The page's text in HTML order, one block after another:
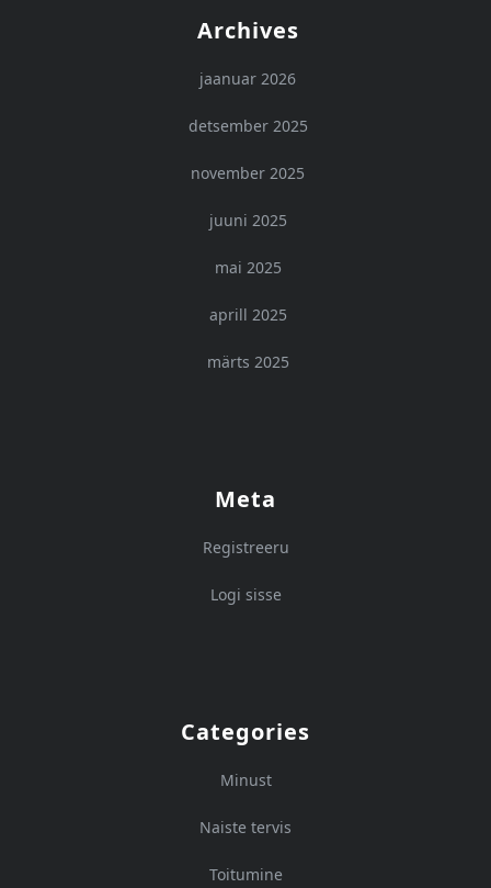
Archives
jaanuar 2026
detsember 2025
november 2025
juuni 2025
mai 2025
aprill 2025
märts 2025
Meta
Registreeru
Logi sisse
Categories
Minust
Naiste tervis
Toitumine